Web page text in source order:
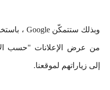
وبذلك ستتمكّن Google ، باستخدام ملف تعريف الارتباط
من عرض الإعلانات "حسب
إلى زياراتهم لموقعنا.